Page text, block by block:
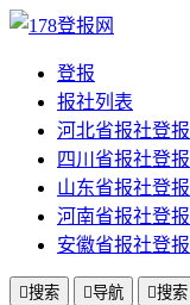
登报
报社列表
河北省报社登报
四川省报社登报
山东省报社登报
河南省报社登报
安徽省报社登报
搜索 导航 搜索